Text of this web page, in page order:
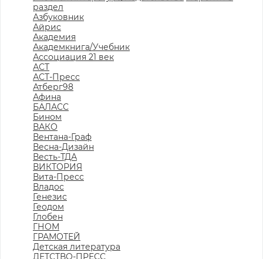
раздел
Азбуковник
Айрис
Академия
Академкнига/Учебник
Ассоциация 21 век
АСТ
АСТ-Пресс
Атберг98
Афина
БАЛАСС
Бином
ВАКО
Вентана-Граф
Весна-Дизайн
Весть-ТДА
ВИКТОРИЯ
Вита-Пресс
Владос
Генезис
Геодом
Глобен
ГНОМ
ГРАМОТЕЙ
Детская литература
ДЕТСТВО-ПРЕСС